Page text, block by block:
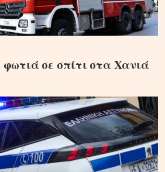
σε σπίτι στα Χανιά